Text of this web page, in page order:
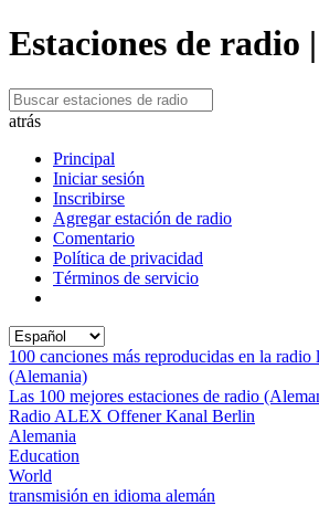
Estaciones de radio
atrás
Principal
Iniciar sesión
Inscribirse
Agregar estación de radio
Comentario
Política de privacidad
Términos de servicio
100 canciones más reproducidas en la radio
(Alemania)
Las 100 mejores estaciones de radio
Radio ALEX Offener Kanal Berlin
Alemania
Education
World
transmisión en idioma alemán